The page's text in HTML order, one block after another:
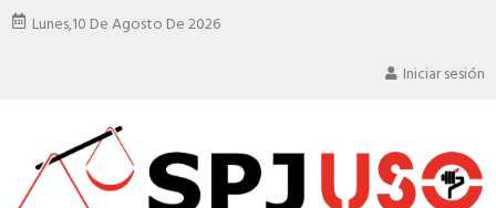
Lunes,10 De Agosto De 2026
Iniciar sesión